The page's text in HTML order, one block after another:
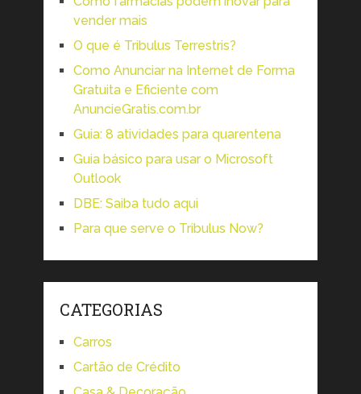
vender mais
O que é Tribulus Terrestris?
Como Anunciar na Internet de Forma
Gratuita e Eficiente com
AnuncieGratis.com.br
Guia: 8 atividades para quarentena
Guia básico para usar o Microsoft
Outlook
DBE: Saiba tudo aqui
Para que serve o Tribulus Now?
CATEGORIAS
Carros
Cartão de Crédito